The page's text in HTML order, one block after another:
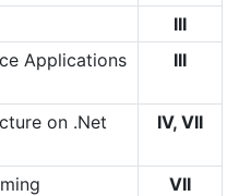
III
Applications
III
on .Net
IV, VII
VII